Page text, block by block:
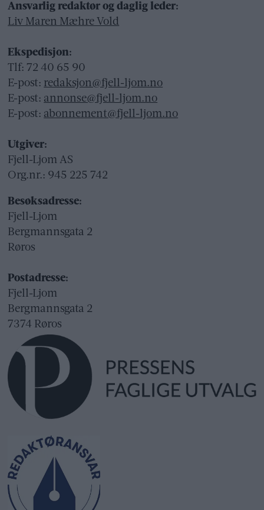
Ansvarlig redaktør og daglig leder:
Liv Maren Mæhre Vold
Ekspedisjon:
Tlf: 72 40 65 90
E-post: redaksjon@fjell-ljom.no
E-post: annonse@fjell-ljom.no
E-post: abonnement@fjell-ljom.no
Utgiver:
Fjell-Ljom AS
Org.nr.: 945 225 742
Besøksadresse:
Fjell-Ljom
Bergmannsgata 2
Røros
Postadresse:
Fjell-Ljom
Bergmannsgata 2
7374 Røros